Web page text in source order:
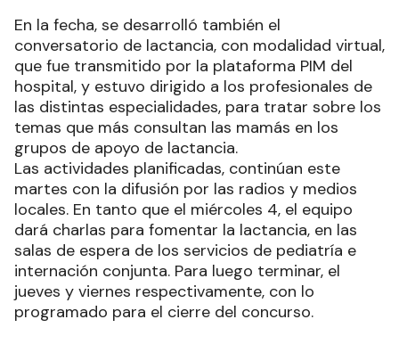
En la fecha, se desarrolló también el
conversatorio de lactancia, con modalidad virtual,
que fue transmitido por la plataforma PIM del
hospital, y estuvo dirigido a los profesionales de
las distintas especialidades, para tratar sobre los
temas que más consultan las mamás en los
grupos de apoyo de lactancia.
Las actividades planificadas, continúan este
martes con la difusión por las radios y medios
locales. En tanto que el miércoles 4, el equipo
dará charlas para fomentar la lactancia, en las
salas de espera de los servicios de pediatría e
internación conjunta. Para luego terminar, el
jueves y viernes respectivamente, con lo
programado para el cierre del concurso.